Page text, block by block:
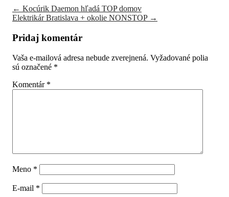
← Kocúrik Daemon hľadá TOP domov
Elektrikár Bratislava + okolie NONSTOP →
Pridaj komentár
Vaša e-mailová adresa nebude zverejnená. Vyžadované polia
sú označené *
Komentár *
Meno *
E-mail *